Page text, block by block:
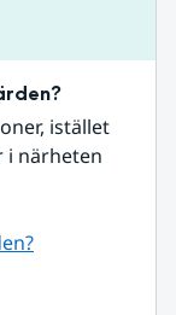
istället
i närheten